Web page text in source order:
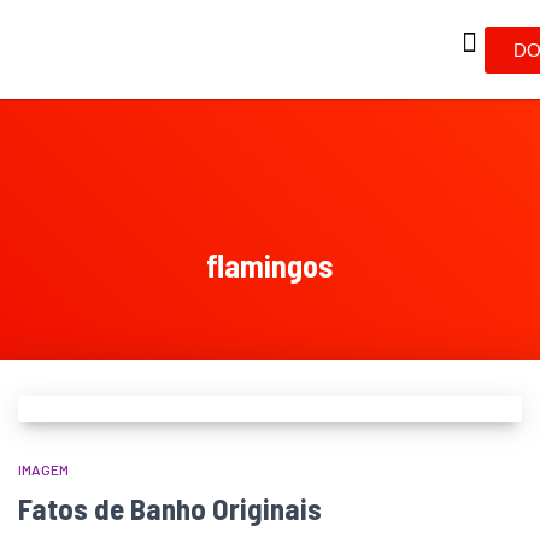
flamingos
IMAGEM
Fatos de Banho Originais